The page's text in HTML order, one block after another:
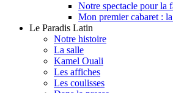
Notre spectacle pour la
Mon premier cabaret :
Le Paradis Latin
Notre histoire
La salle
Kamel Ouali
Les affiches
Les coulisses